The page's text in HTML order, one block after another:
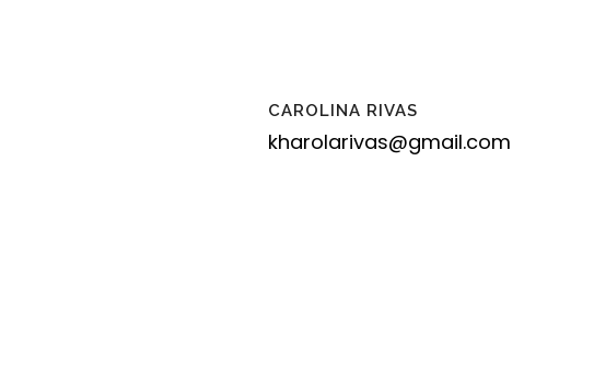
CAROLINA RIVAS
kharolarivas@gmail.com